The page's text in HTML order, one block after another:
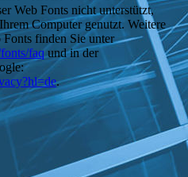
Web Fonts nicht unterstützt,
Computer genutzt. Weitere
finden Sie unter
faqund in der
.